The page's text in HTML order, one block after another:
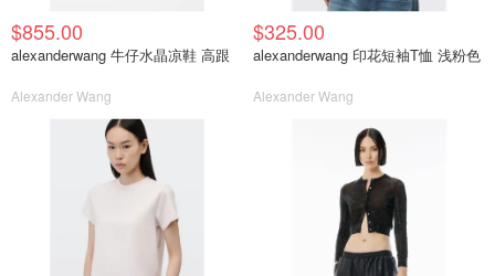
$855.00
alexanderwang 牛仔水晶凉鞋 高跟
Alexander Wang
$325.00
alexanderwang 印花短袖T恤 浅粉色
Alexander Wang